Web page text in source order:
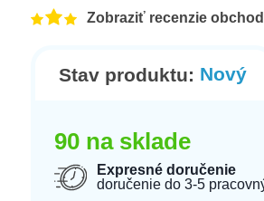
Zobraziť recenzie
Stav produktu: Nový
90 na sklade
Expresné doručenie
doručenie do 3-5